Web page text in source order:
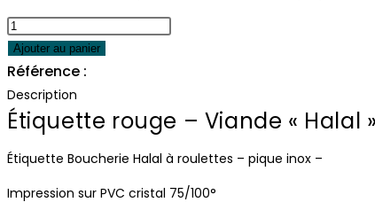
quantité
de
Étiquette
rouge
-
Viande
« Halal »
Ajouter au panier
Référence :
Description
Étiquette rouge – Viande « Halal »
Étiquette Boucherie Halal à roulettes – pique inox –
Impression sur PVC cristal 75/100°